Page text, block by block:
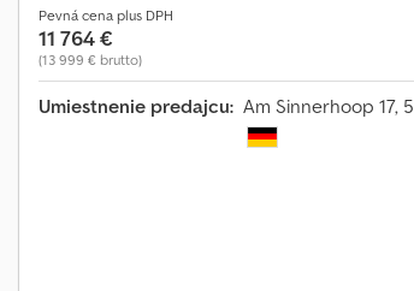
Pevná cena plus DPH
11 764 €
(13 999 € brutto)
Umiestnenie predajcu: Am Sinnerhoop 17,